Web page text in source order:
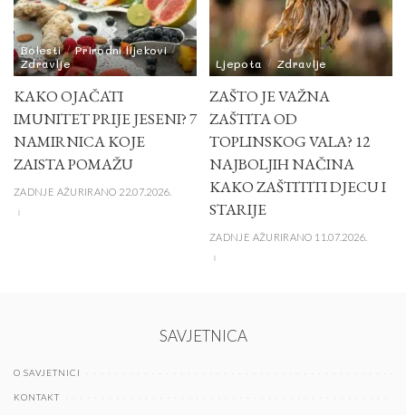
Bolesti
Prirodni lijekovi
Zdravlje
KAKO OJAČATI
IMUNITET PRIJE JESENI? 7
NAMIRNICA KOJE
ZAISTA POMAŽU
ZADNJE AŽURIRANO 22.07.2026.
Ljepota Zdravlje
ZAŠTO JE VAŽNA
ZAŠTITA OD
TOPLINSKOG VALA? 12
NAJBOLJIH NAČINA
KAKO ZAŠTITITI DJECU I
STARIJE
ZADNJE AŽURIRANO 11.07.2026.
SAVJETNICA
O SAVJETNICI
KONTAKT